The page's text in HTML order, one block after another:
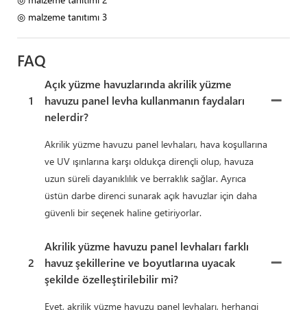
◎ malzeme tanıtımı 3
FAQ
1
Açık yüzme havuzlarında akrilik yüzme
havuzu panel levha kullanmanın faydaları
nelerdir?
Akrilik yüzme havuzu panel levhaları, hava koşullarına
ve UV ışınlarına karşı oldukça dirençli olup, havuza
uzun süreli dayanıklılık ve berraklık sağlar. Ayrıca
üstün darbe direnci sunarak açık havuzlar için daha
güvenli bir seçenek haline getiriyorlar.
2
Akrilik yüzme havuzu panel levhaları farklı
havuz şekillerine ve boyutlarına uyacak
şekilde özelleştirilebilir mi?
Evet, akrilik yüzme havuzu panel levhaları, herhangi